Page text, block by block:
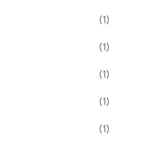
(1)
(1)
(1)
(1)
(1)